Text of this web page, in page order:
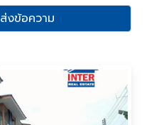
ส่งข้อความ